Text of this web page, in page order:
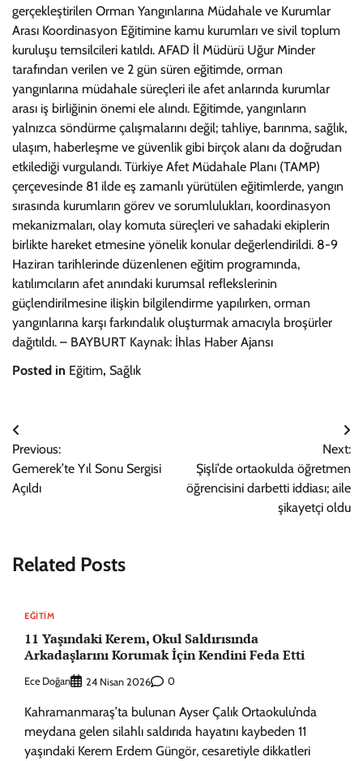
gerçekleştirilen Orman Yangınlarına Müdahale ve Kurumlar
Arası Koordinasyon Eğitimine kamu kurumları ve sivil toplum
kuruluşu temsilcileri katıldı. AFAD İl Müdürü Uğur Minder
tarafından verilen ve 2 gün süren eğitimde, orman
yangınlarına müdahale süreçleri ile afet anlarında kurumlar
arası iş birliğinin önemi ele alındı. Eğitimde, yangınların
yalnızca söndürme çalışmalarını değil; tahliye, barınma, sağlık,
ulaşım, haberleşme ve güvenlik gibi birçok alanı da doğrudan
etkilediği vurgulandı. Türkiye Afet Müdahale Planı (TAMP)
çerçevesinde 81 ilde eş zamanlı yürütülen eğitimlerde, yangın
sırasında kurumların görev ve sorumlulukları, koordinasyon
mekanizmaları, olay komuta süreçleri ve sahadaki ekiplerin
birlikte hareket etmesine yönelik konular değerlendirildi. 8-9
Haziran tarihlerinde düzenlenen eğitim programında,
katılımcıların afet anındaki kurumsal reflekslerinin
güçlendirilmesine ilişkin bilgilendirme yapılırken, orman
yangınlarına karşı farkındalık oluşturmak amacıyla broşürler
dağıtıldı. – BAYBURT Kaynak: İhlas Haber Ajansı
Posted in Eğitim, Sağlık
Yazı
gezinmesi
Previous:
Gemerek’te Yıl Sonu Sergisi
Açıldı
Next:
Şişli’de ortaokulda öğretmen
öğrencisini darbetti iddiası; aile
şikayetçi oldu
Related Posts
EĞITIM
11 Yaşındaki Kerem, Okul Saldırısında
Arkadaşlarını Korumak İçin Kendini Feda Etti
Ece Doğan 24 Nisan 2026 0
Kahramanmaraş’ta bulunan Ayser Çalık Ortaokulu’nda
meydana gelen silahlı saldırıda hayatını kaybeden 11
yaşındaki Kerem Erdem Güngör, cesaretiyle dikkatleri